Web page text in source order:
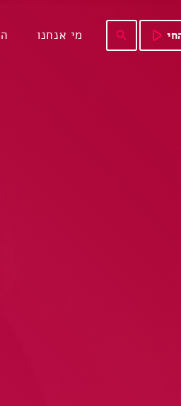
מי אנחנו search play_arrow